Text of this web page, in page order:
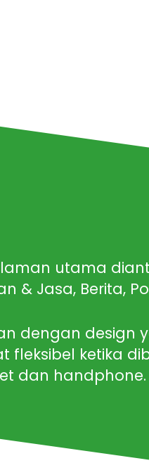
utama
& Jasa, Berita,
dengan design
fleksibel ketika
dan handphone.